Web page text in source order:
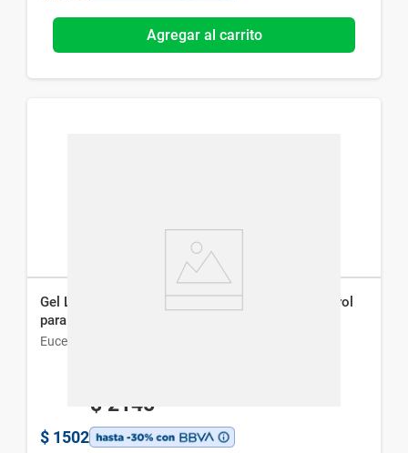
Agregar al carrito
Gel Limpiador Diario Eucerin Dermopure Oil Control
para Piel Grasa x 400 ml
Eucerin
$ 2145
$ 1502